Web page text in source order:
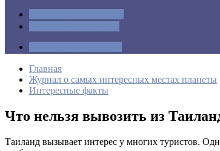
Главная
Журнал о самых интересных местах планеты
Интересные факты
Что нельзя вывозить из
Таиланд вызывает интерес у многих туристов.